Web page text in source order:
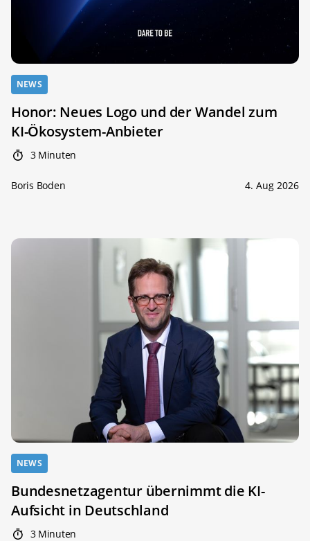
NEWS
Honor: Neues Logo und der Wandel zum
KI-Ökosystem-Anbieter
3 Minuten
Boris Boden 4. Aug 2026
NEWS
Bundesnetzagentur übernimmt die KI-
Aufsicht in Deutschland
3 Minuten